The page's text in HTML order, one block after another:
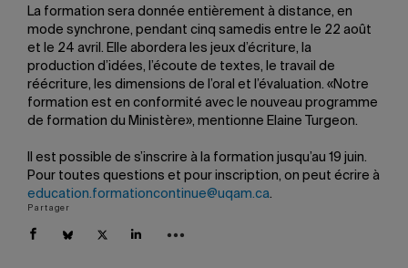
La formation sera donnée entièrement à distance, en
mode synchrone, pendant cinq samedis entre le 22 août
et le 24 avril. Elle abordera les jeux d’écriture, la
production d’idées, l’écoute de textes, le travail de
réécriture, les dimensions de l’oral et l’évaluation. «Notre
formation est en conformité avec le nouveau programme
de formation du Ministère», mentionne Elaine Turgeon.
Il est possible de s’inscrire à la formation jusqu’au 19 juin.
Pour toutes questions et pour inscription, on peut écrire à
education.formationcontinue@uqam.ca.
Partager